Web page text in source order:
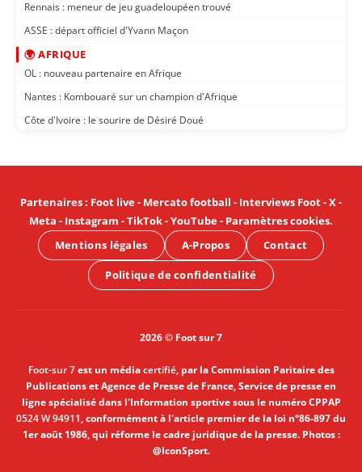
Rennais : meneur de jeu guadeloupéen trouvé
ASSE : départ officiel d'Yvann Maçon
🌍 AFRIQUE
OL : nouveau partenaire en Afrique
Nantes : Kombouaré sur un champion d'Afrique
Côte d'Ivoire : le sourire de Désiré Doué
Partenaires: Foot live- Mercato football - Interviews Foot-X-
Meta - Instagram -TikTok-YouTube- Paramètres cookies.
Mentions légales
A-Propos Contact
Politique de confidentialité
2026 © Foot sur 7
Foot-sur 7est un médiacertifié, par la Commission Paritaire des
Publications et Agence de Presse de France, Service de presse en
ligne spécialisé dans l'Information sportive sous le numéro CPPAP
0524 W 94911, conformément à l'article premier de la loi n°86-897 du
1er août 1986, qui réforme le cadre juridique de la presse. Photos :
@IconSport.